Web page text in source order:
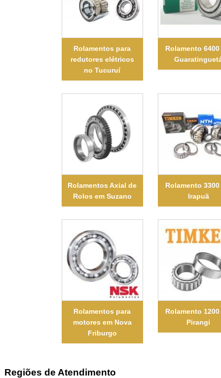
Rolamentos para
redutores elétricos
no Tucuruí
Rolamento 6400
Rolamentos Axial de
Rolos em Suzano
Rolamento 3300
Irapuã
Rolamentos para
motores em Nova
Friburgo
Rolamento 1200
Pirangi
Regiões de Atendimento